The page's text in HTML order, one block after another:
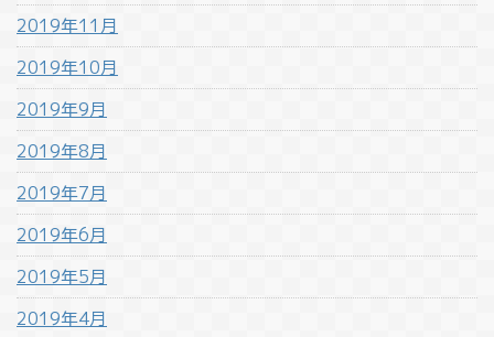
2019年11月
2019年10月
2019年9月
2019年8月
2019年7月
2019年6月
2019年5月
2019年4月